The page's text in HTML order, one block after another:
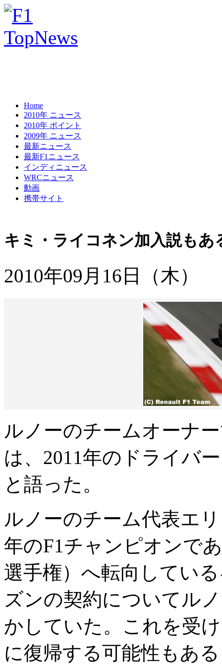
Home
2010年 ニュース
2010年 ポイント
2009年 ニュース
最新ニュース
最新F1ニュース
インディニュース
WRCニュース
動画
携帯サイト
キミ・ライコネン加入説も
2010年09月16日（木）
ルノーのチームオーナ
は、2011年のドライバ
と語った。
ルノーのチーム代表エ
年のF1チャンピオンで
選手権）へ転向してい
ズンの契約についてル
かしていた。これを受
に復帰する可能性もあ